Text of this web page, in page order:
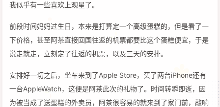
我似乎有一些喜欢上观星了。
前段时间妈妈过生日，本来是打算定一个高级蛋糕的，但是看了一
下价格，甚至阿茶直接回国往返的机票都要比这个蛋糕便宜，于是
说走就走，立刻定了往返的机票，以及三天的安排。
安排好一切之后，坐车来到了Apple Store，买了两台iPhone还有
一台AppleWatch，这便是阿茶此次的礼物了。时间转瞬即逝，因
为被当成了送蛋糕的外卖员，阿茶很容易的就来到了家门前，敲响